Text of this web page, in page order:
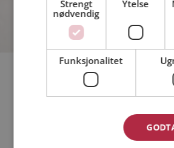
Kunne du tenke deg å begynne med
Blir du lettere forelsket om våren?
Strengt
nødvendig
Ytelse
Funksjonalitet